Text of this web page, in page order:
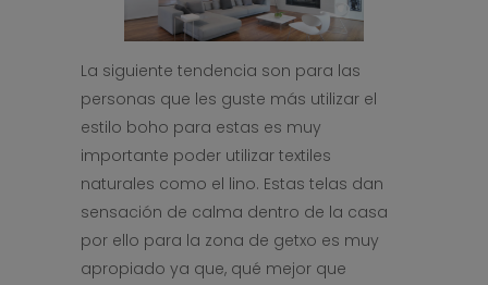
La siguiente tendencia son para las
personas que les guste más utilizar el
estilo boho para estas es muy
importante poder utilizar textiles
naturales como el lino. Estas telas dan
sensación de calma dentro de la casa
por ello para la zona de getxo es muy
apropiado ya que, qué mejor que